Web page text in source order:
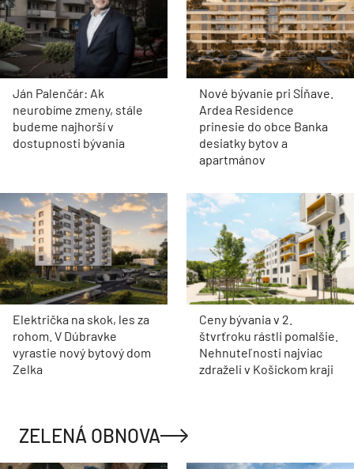
Ján Palenčár: Ak
neurobíme zmeny, stále
budeme najhorší v
dostupnosti bývania
Nové bývanie pri Sĺňave.
Ardea Residence
prinesie do obce Banka
desiatky bytov a
apartmánov
Električka na skok, les za
rohom. V Dúbravke
vyrastie nový bytový dom
Zelka
Ceny bývania v 2.
štvrťroku rástli pomalšie.
Nehnuteľnosti najviac
zdraželi v Košickom kraji
ZELENÁ OBNOVA